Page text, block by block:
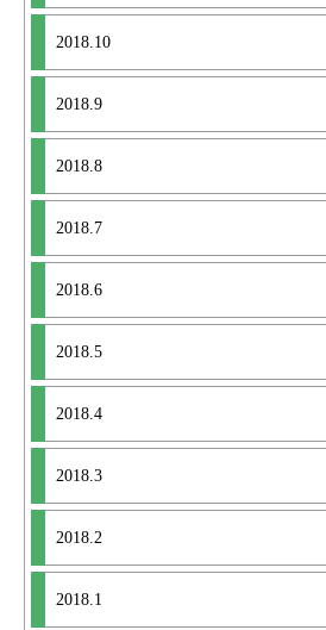
2018.10
2018.9
2018.8
2018.7
2018.6
2018.5
2018.4
2018.3
2018.2
2018.1